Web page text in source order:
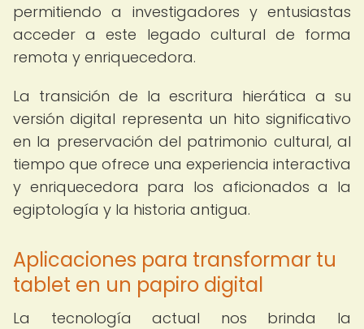
permitiendo a investigadores y entusiastas
acceder a este legado cultural de forma
remota y enriquecedora.
La transición de la escritura hierática a su
versión digital representa un hito significativo
en la preservación del patrimonio cultural, al
tiempo que ofrece una experiencia interactiva
y enriquecedora para los aficionados a la
egiptología y la historia antigua.
Aplicaciones para transformar tu
tablet en un papiro digital
La tecnología actual nos brinda la